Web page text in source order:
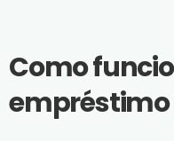
Como
empréstimo